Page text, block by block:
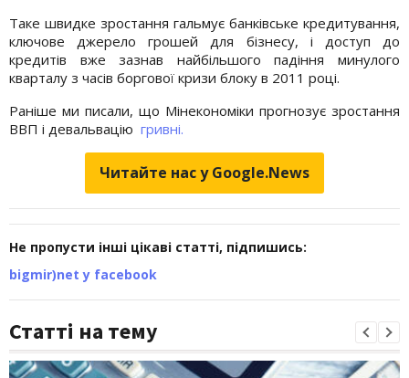
Таке швидке зростання гальмує банківське кредитування,
ключове джерело грошей для бізнесу, і доступ до
кредитів вже зазнав найбільшого падіння минулого
кварталу з часів боргової кризи блоку в 2011 році.
Раніше ми писали, що Мінекономіки прогнозує зростання
ВВП і девальвацію гривні.
Читайте нас у Google.News
Не пропусти інші цікаві статті, підпишись:
bigmir)net у facebook
Статті на тему